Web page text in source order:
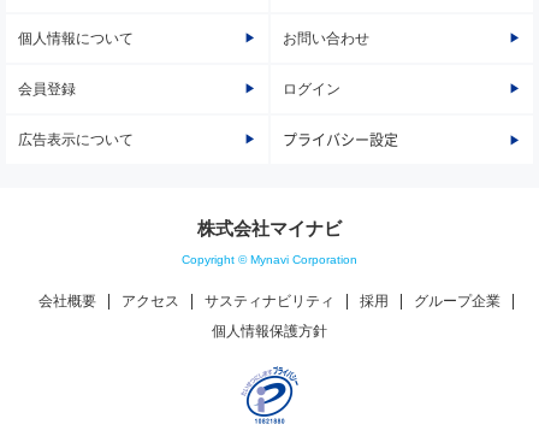
個人情報について お問い合わせ
会員登録 ログイン
広告表示について プライバシー設定
株式会社マイナビ
Copyright © Mynavi Corporation
会社概要 アクセス サスティナビリティ 採用
グループ企業
個人情報保護方針